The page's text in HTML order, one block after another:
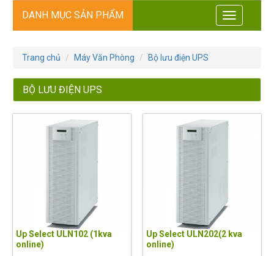
DANH MỤC SẢN PHẨM
Toggle
navigation
Trang chủ Máy Văn Phòng Bộ lưu điện UPS
BỘ LƯU ĐIỆN UPS
Up Select ULN102 (1kva
online)
Up Select ULN202(2 kva
online)